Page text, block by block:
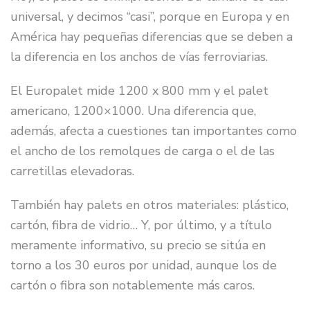
universal, y decimos “casi”, porque en Europa y en
América hay pequeñas diferencias que se deben a
la diferencia en los anchos de vías ferroviarias.
El Europalet mide 1200 x 800 mm y el palet
americano, 1200×1000. Una diferencia que,
además, afecta a cuestiones tan importantes como
el ancho de los remolques de carga o el de las
carretillas elevadoras.
También hay palets en otros materiales: plástico,
cartón, fibra de vidrio… Y, por último, y a título
meramente informativo, su precio se sitúa en
torno a los 30 euros por unidad, aunque los de
cartón o fibra son notablemente más caros.